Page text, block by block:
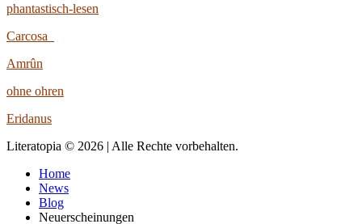
phantastisch-lesen
Carcosa
Amrûn
ohne ohren
Eridanus
Literatopia © 2026 | Alle Rechte vorbehalten.
Home
News
Blog
Neuerscheinungen